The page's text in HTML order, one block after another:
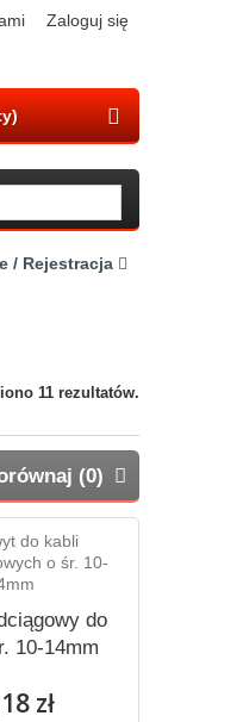
Zaloguj się
/ Rejestracja
11 rezultatów.
(0)
do
10-14mm
zł